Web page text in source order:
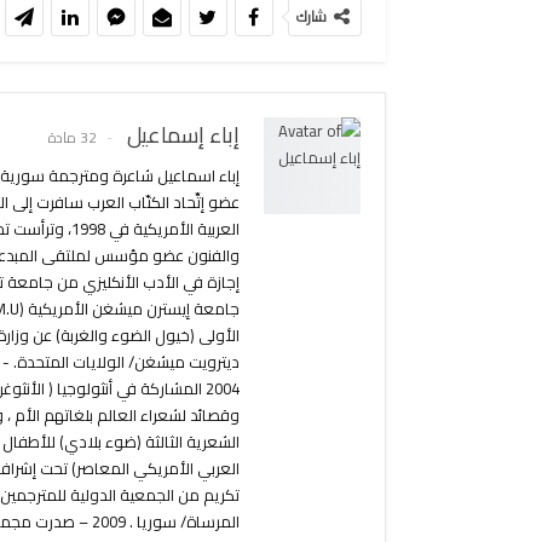
شارك
إباء إسماعيل 32 مادة
العربية
2004 المشاركة في أنثولوجيا (
المرساة/ سوريا